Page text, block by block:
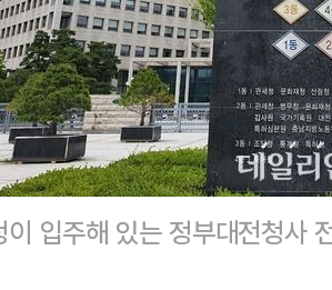
이 입주해 있는 정부대전청